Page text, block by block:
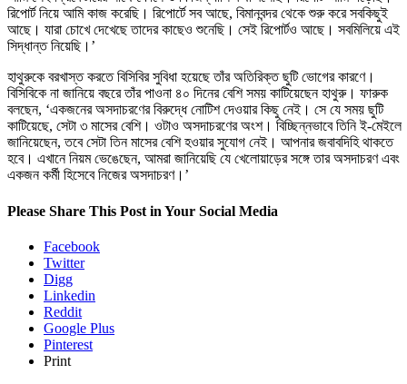
রিপোর্ট নিয়ে আমি কাজ করেছি। রিপোর্টে সব আছে, বিমানবন্দর থেকে শুরু করে সবকিছুই
আছে। যারা চোখে দেখেছে তাদের কাছেও শুনেছি। সেই রিপোর্টও আছে। সবমিলিয়ে এই
সিদ্ধান্ত নিয়েছি।’
হাথুরুকে বরখাস্ত করতে বিসিবির সুবিধা হয়েছে তাঁর অতিরিক্ত ছুটি ভোগের কারণে।
বিসিবিকে না জানিয়ে বছরে তাঁর পাওনা ৪০ দিনের বেশি সময় কাটিয়েছেন হাথুরু। ফারুক
বলছেন, ‘একজনের অসদাচরণের বিরুদ্ধে নোটিশ দেওয়ার কিছু নেই। সে যে সময় ছুটি
কাটিয়েছে, সেটা ৩ মাসের বেশি। ওটাও অসদাচরণের অংশ। বিচ্ছিন্নভাবে তিনি ই-মেইলে
জানিয়েছেন, তবে সেটা তিন মাসের বেশি হওয়ার সুযোগ নেই। আপনার জবাবদিহি থাকতে
হবে। এখানে নিয়ম ভেঙেছেন, আমরা জানিয়েছি যে খেলোয়াড়ের সঙ্গে তার অসদাচরণ এবং
একজন কর্মী হিসেবে নিজের অসদাচরণ।’
Please Share This Post in Your Social Media
Facebook
Twitter
Digg
Linkedin
Reddit
Google Plus
Pinterest
Print